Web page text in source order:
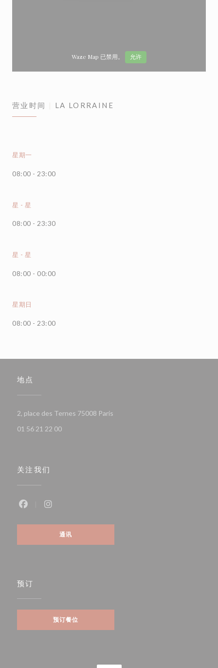
Waze Map 已禁用。 允许
营业时间 LA LORRAINE
星期一
08:00 - 23:00
星 - 星
08:00 - 23:30
星 - 星
08:00 - 00:00
星期日
08:00 - 23:00
地点
2, place des Ternes 75008 Paris
01 56 21 22 00
关注我们
通讯
预订
预订餐位